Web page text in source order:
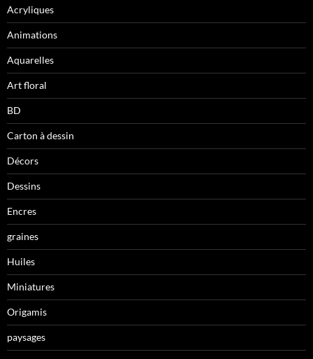
Acryliques
Animations
Aquarelles
Art floral
BD
Carton à dessin
Décors
Dessins
Encres
graines
Huiles
Miniatures
Origamis
paysages